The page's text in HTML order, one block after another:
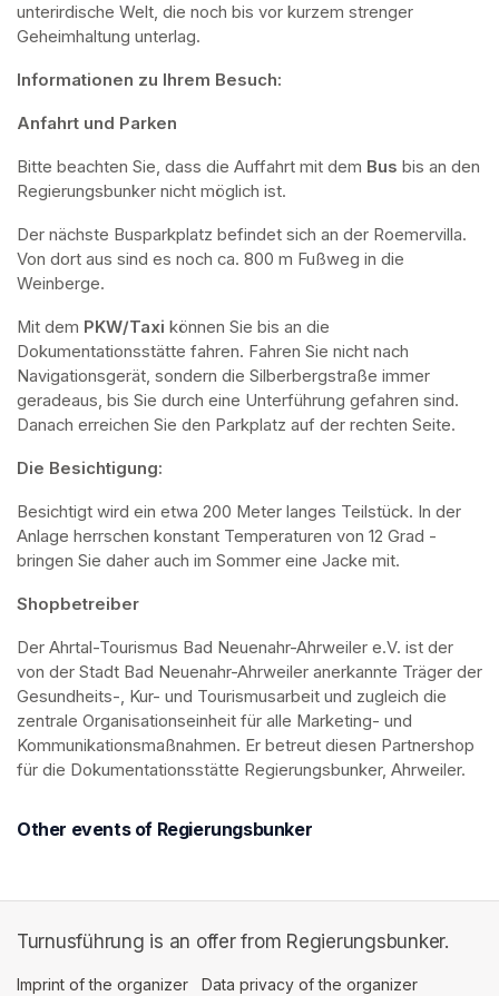
unterirdische Welt, die noch bis vor kurzem strenger
Geheimhaltung unterlag.
Informationen zu Ihrem Besuch:
Anfahrt und Parken
Bitte beachten Sie, dass die Auffahrt mit dem Bus bis an den
Regierungsbunker nicht möglich ist.
Der nächste Busparkplatz befindet sich an der Roemervilla.
Von dort aus sind es noch ca. 800 m Fußweg in die
Weinberge.
Mit dem PKW/Taxi können Sie bis an die
Dokumentationsstätte fahren. Fahren Sie nicht nach
Navigationsgerät, sondern die Silberbergstraße immer
geradeaus, bis Sie durch eine Unterführung gefahren sind.
Danach erreichen Sie den Parkplatz auf der rechten Seite.
Die Besichtigung:
Besichtigt wird ein etwa 200 Meter langes Teilstück. In der
Anlage herrschen konstant Temperaturen von 12 Grad -
bringen Sie daher auch im Sommer eine Jacke mit.
Shopbetreiber
Der Ahrtal-Tourismus Bad Neuenahr-Ahrweiler e.V. ist der
von der Stadt Bad Neuenahr-Ahrweiler anerkannte Träger der
Gesundheits-, Kur- und Tourismusarbeit und zugleich die
zentrale Organisationseinheit für alle Marketing- und
Kommunikationsmaßnahmen. Er betreut diesen Partnershop
für die Dokumentationsstätte Regierungsbunker, Ahrweiler.
Other events of Regierungsbunker
Turnusführung is an offer from Regierungsbunker.
Imprint of the organizer (opens in a new tab)
Data privacy of the organizer